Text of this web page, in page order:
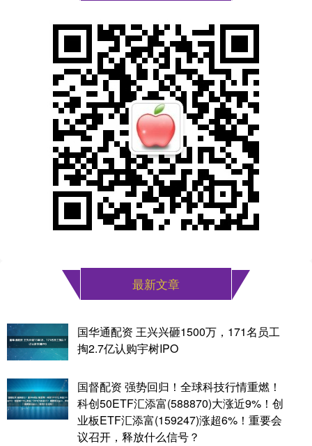
最新文章
国华通配资 王兴兴砸1500万，171名员工
掏2.7亿认购宇树IPO
国督配资 强势回归！全球科技行情重燃！
科创50ETF汇添富(588870)大涨近9%！创
业板ETF汇添富(159247)涨超6%！重要会
议召开，释放什么信号？